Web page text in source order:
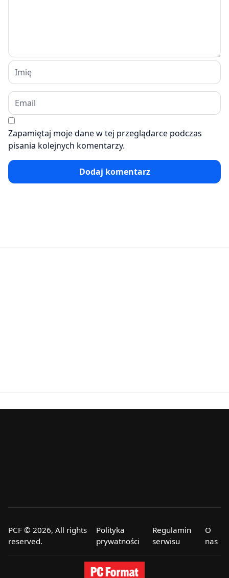
Zapamiętaj moje dane w tej przeglądarce podczas
pisania kolejnych komentarzy.
Dodaj komentarz
PCF © 2026, All rights
reserved.
Polityka
prywatności
Regulamin
serwisu
O
nas